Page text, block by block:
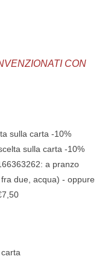
CON
sulla carta -10%
sulla carta -10%
a pranzo
due, acqua) - oppure